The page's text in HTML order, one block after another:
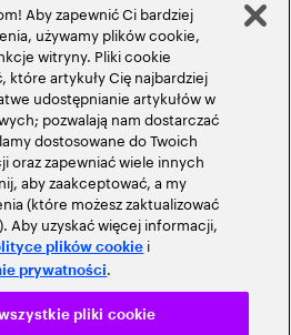
Aby zapewnić Ci bardziej
używamy plików cookie,
witryny. Pliki cookie
które artykuły Cię najbardziej
udostępnianie artykułów w
pozwalają nam dostarczać
dostosowane do Twoich
oraz zapewniać wiele innych
aby zaakceptować, a my
(które możesz zaktualizować
Aby uzyskać więcej informacji,
plików cookie i
prywatności.
pliki cookie